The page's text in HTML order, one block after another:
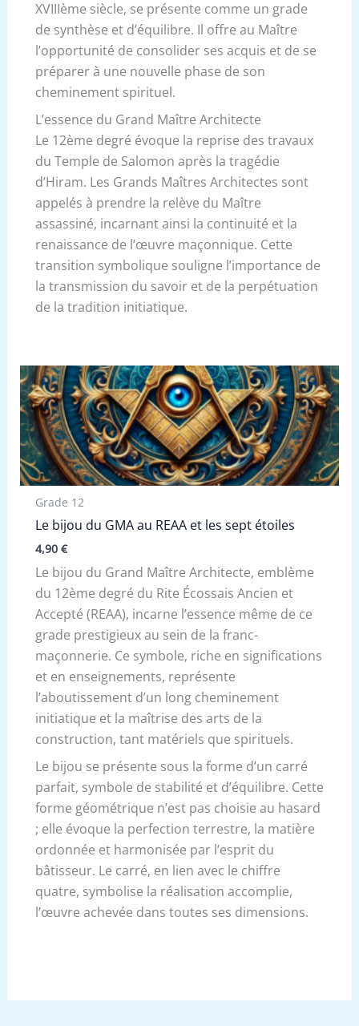
XVIIIème siècle, se présente comme un grade
de synthèse et d’équilibre. Il offre au Maître
l’opportunité de consolider ses acquis et de se
préparer à une nouvelle phase de son
cheminement spirituel.
L’essence du Grand Maître Architecte
Le 12ème degré évoque la reprise des travaux
du Temple de Salomon après la tragédie
d’Hiram. Les Grands Maîtres Architectes sont
appelés à prendre la relève du Maître
assassiné, incarnant ainsi la continuité et la
renaissance de l’œuvre maçonnique. Cette
transition symbolique souligne l’importance de
la transmission du savoir et de la perpétuation
de la tradition initiatique.
Grade 12
Le bijou du GMA au REAA et les sept étoiles
4,90 €
Le bijou du Grand Maître Architecte, emblème
du 12ème degré du Rite Écossais Ancien et
Accepté (REAA), incarne l’essence même de ce
grade prestigieux au sein de la franc-
maçonnerie. Ce symbole, riche en significations
et en enseignements, représente
l’aboutissement d’un long cheminement
initiatique et la maîtrise des arts de la
construction, tant matériels que spirituels.
Le bijou se présente sous la forme d’un carré
parfait, symbole de stabilité et d’équilibre. Cette
forme géométrique n’est pas choisie au hasard
; elle évoque la perfection terrestre, la matière
ordonnée et harmonisée par l’esprit du
bâtisseur. Le carré, en lien avec le chiffre
quatre, symbolise la réalisation accomplie,
l’œuvre achevée dans toutes ses dimensions.